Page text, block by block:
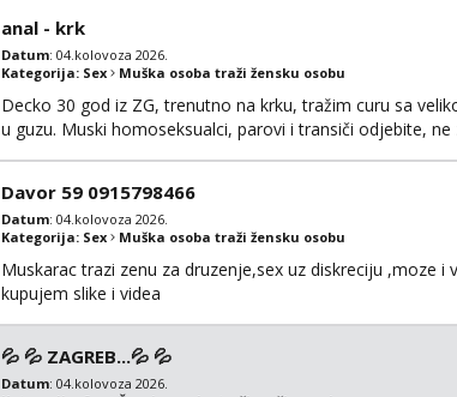
anal - krk
Datum: 04.kolovoza 2026.
Kategorija: Sex Muška osoba traži žensku osobu
Decko 30 god iz ZG, trenutno na krku, tražim curu sa
u guzu. Muski homoseksualci, parovi i transiči odjebite,
Davor 59 0915798466
Datum: 04.kolovoza 2026.
Kategorija: Sex Muška osoba traži žensku osobu
Muskarac trazi zenu za druzenje,sex uz diskreciju ,moze i
kupujem slike i videa
💦 💦 ZAGREB...💦 💦
Datum: 04.kolovoza 2026.